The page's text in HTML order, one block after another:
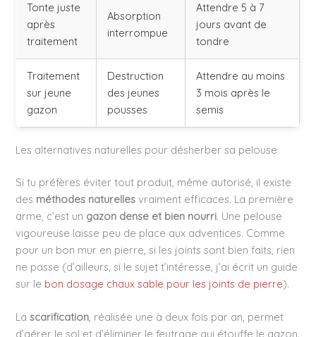
Tonte juste
après
traitement
Absorption
interrompue
Attendre 5 à 7
jours avant de
tondre
Traitement
sur jeune
gazon
Destruction
des jeunes
pousses
Attendre au moins
3 mois après le
semis
Les alternatives naturelles pour désherber sa pelouse
Si tu préfères éviter tout produit, même autorisé, il existe
des méthodes naturelles vraiment efficaces. La première
arme, c’est un gazon dense et bien nourri. Une pelouse
vigoureuse laisse peu de place aux adventices. Comme
pour un bon mur en pierre, si les joints sont bien faits, rien
ne passe (d’ailleurs, si le sujet t’intéresse, j’ai écrit un guide
sur le bon dosage chaux sable pour les joints de pierre).
Lascarification, réalisée une à deux fois par an, permet
d’aérer le sol et d’éliminer le feutrage qui étouffe le gazon.